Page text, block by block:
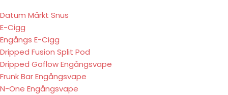
Datum Märkt Snus
E-Cigg
Engångs E-Cigg
Dripped Fusion Split Pod
Dripped Goflow Engångsvape
Frunk Bar Engångsvape
N-One Engångsvape